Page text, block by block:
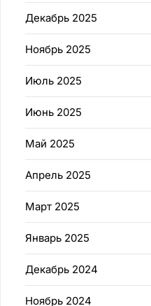
Декабрь 2025
Ноябрь 2025
Июль 2025
Июнь 2025
Май 2025
Апрель 2025
Март 2025
Январь 2025
Декабрь 2024
Ноябрь 2024